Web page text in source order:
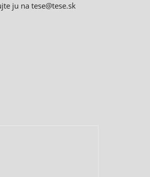
ju na tese@tese.sk